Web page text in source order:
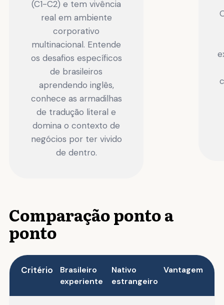
(C1-C2) e tem vivência
real em ambiente
corporativo
multinacional. Entende
os desafios específicos
de brasileiros
aprendendo inglês,
conhece as armadilhas
de tradução literal e
domina o contexto de
negócios por ter vivido
de dentro.
Comparação ponto a
ponto
Critério
Brasileiro
experiente
Nativo
estrangeiro
Vantagem